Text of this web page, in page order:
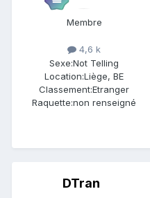
Membre
4,6 k
Sexe:Not Telling
Location:Liège, BE
Classement:Etranger
Raquette:non renseigné
DTran